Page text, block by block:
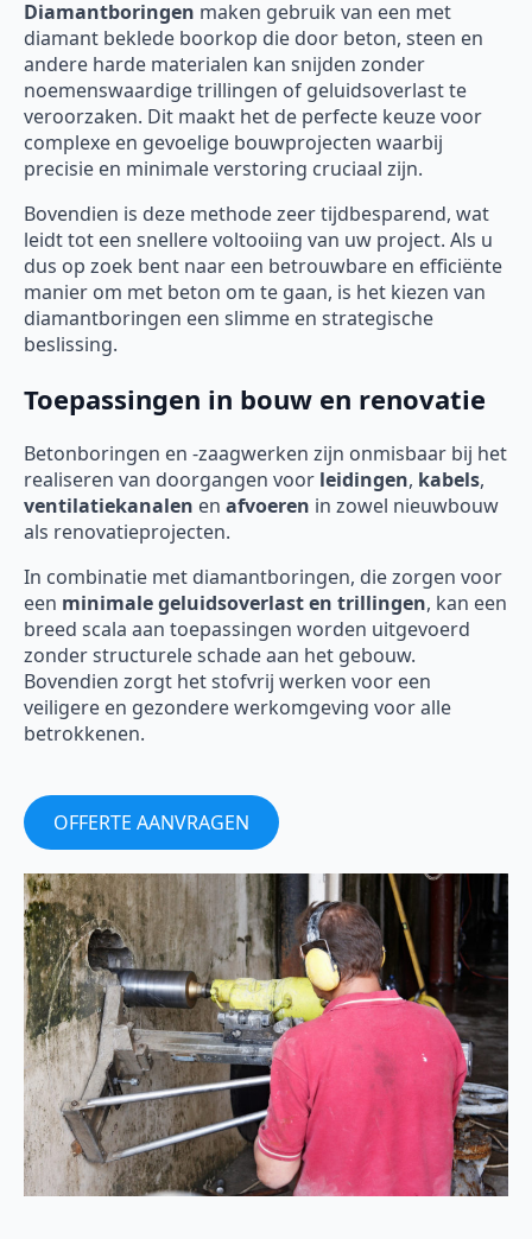
Diamantboringen maken gebruik van een met
diamant beklede boorkop die door beton, steen en
andere harde materialen kan snijden zonder
noemenswaardige trillingen of geluidsoverlast te
veroorzaken. Dit maakt het de perfecte keuze voor
complexe en gevoelige bouwprojecten waarbij
precisie en minimale verstoring cruciaal zijn.
Bovendien is deze methode zeer tijdbesparend, wat
leidt tot een snellere voltooiing van uw project. Als u
dus op zoek bent naar een betrouwbare en efficiënte
manier om met beton om te gaan, is het kiezen van
diamantboringen een slimme en strategische
beslissing.
Toepassingen in bouw en renovatie
Betonboringen en -zaagwerken zijn onmisbaar bij het
realiseren van doorgangen voor leidingen, kabels,
ventilatiekanalen en afvoeren in zowel nieuwbouw
als renovatieprojecten.
In combinatie met diamantboringen, die zorgen voor
een minimale geluidsoverlast en trillingen, kan een
breed scala aan toepassingen worden uitgevoerd
zonder structurele schade aan het gebouw.
Bovendien zorgt het stofvrij werken voor een
veiligere en gezondere werkomgeving voor alle
betrokkenen.
OFFERTE AANVRAGEN